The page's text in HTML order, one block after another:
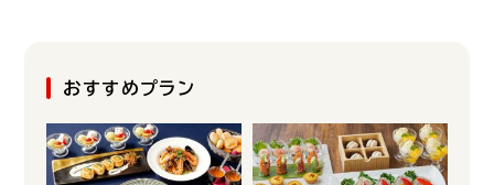
おすすめプラン